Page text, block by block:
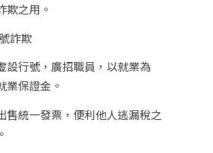
欺之用。
詐欺
設行號，廣招職員，以就業為
業保證金。
售統一發票，便利他人逃漏稅之